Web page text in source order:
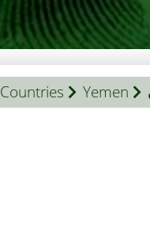
Countries Yemen